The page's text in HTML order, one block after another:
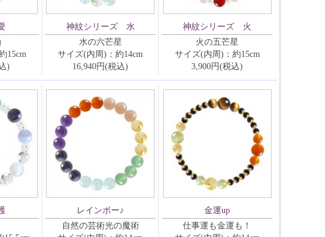
15cm
)
神紋シリーズ 水
水の六芒星
サイズ(内周)：約14cm
16,940円(税込)
神紋シリーズ 火
火の五芒星
サイズ(内周)：約15cm
3,900円(税込)
レインボー♪
自然の芸術光の魔術
金運up
仕事運も金運も！